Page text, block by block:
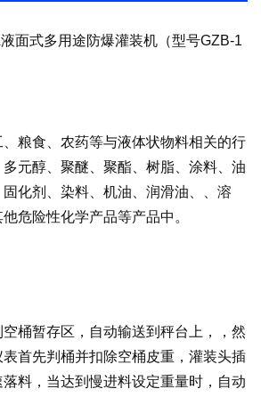
面式多用途防爆灌装机（型号GZB-1
、粮食、农药等与液体状物料相关的行
元醇、聚醚、聚酯、树脂、涂料、油
化剂、染料、机油、润滑油、、溶
危险性化学产品等产品中。
空桶暂存区，自动输送到秤台上，，然
首先判桶并扣除空桶皮重，灌装头插
料，当达到慢进料设定重量时，自动